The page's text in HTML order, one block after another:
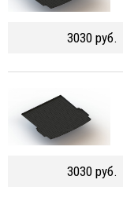
3030 руб.
3030 руб.